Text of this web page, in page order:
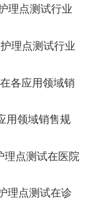
理点测试行业
理点测试行业
各应用领域销
用领域销售规
理点测试在医院
理点测试在诊